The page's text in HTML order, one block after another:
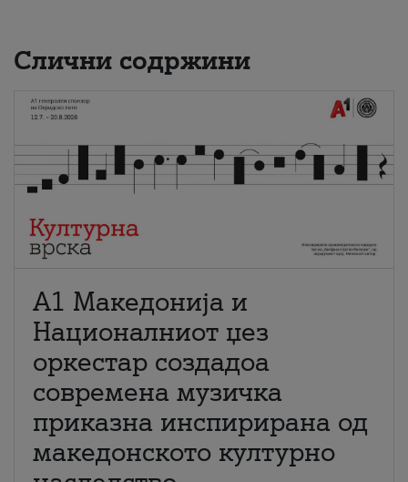
Слични содржини
А1 Македонија и
Националниот џез
оркестар создадоа
современа музичка
приказна инспирирана од
македонското културно